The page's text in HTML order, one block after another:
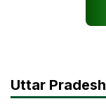
Uttar Pradesh